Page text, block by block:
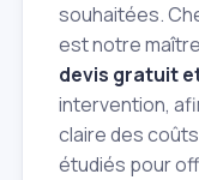
souhaitées.
est notre
devis gratuit
intervention,
claire des
étudiés pour